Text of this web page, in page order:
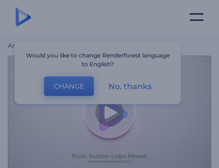
Ana Sayfa
Would you like to change Renderforest language
to English?
CHANGE No, thanks